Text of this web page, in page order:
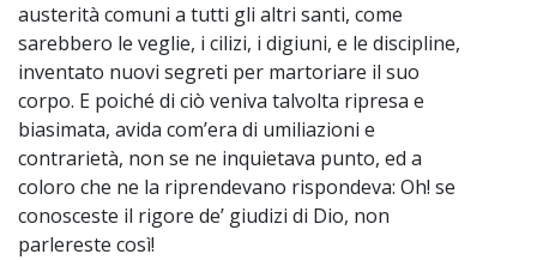
austerità comuni a tutti gli altri santi, come
sarebbero le veglie, i cilizi, i digiuni, e le discipline,
inventato nuovi segreti per martoriare il suo
corpo. E poiché di ciò veniva talvolta ripresa e
biasimata, avida com’era di umiliazioni e
contrarietà, non se ne inquietava punto, ed a
coloro che ne la riprendevano rispondeva: Oh! se
conosceste il rigore de’ giudizi di Dio, non
parlereste così!